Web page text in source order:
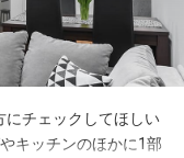
にチェックしてほしい
キッチンのほかに1部